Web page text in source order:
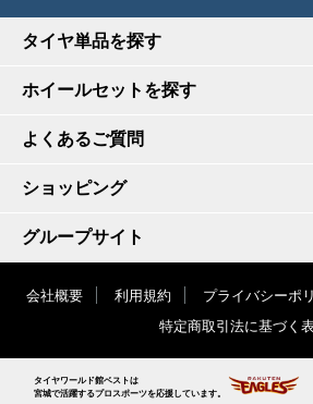
タイヤ単品を探す
ホイールセットを探す
よくあるご質問
ショッピング
グループサイト
会社概要 利用規約 プライバシーポ
特定商取引法に基づく
タイヤワールド館ベストは
宮城で活躍するプロスポーツを応援しています。